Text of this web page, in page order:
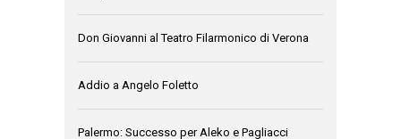
Don Giovanni al Teatro Filarmonico di Verona
Addio a Angelo Foletto
Palermo: Successo per Aleko e Pagliacci